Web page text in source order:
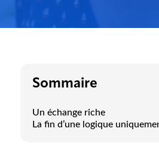
Sommaire
Un échange riche
La fin d’une logique